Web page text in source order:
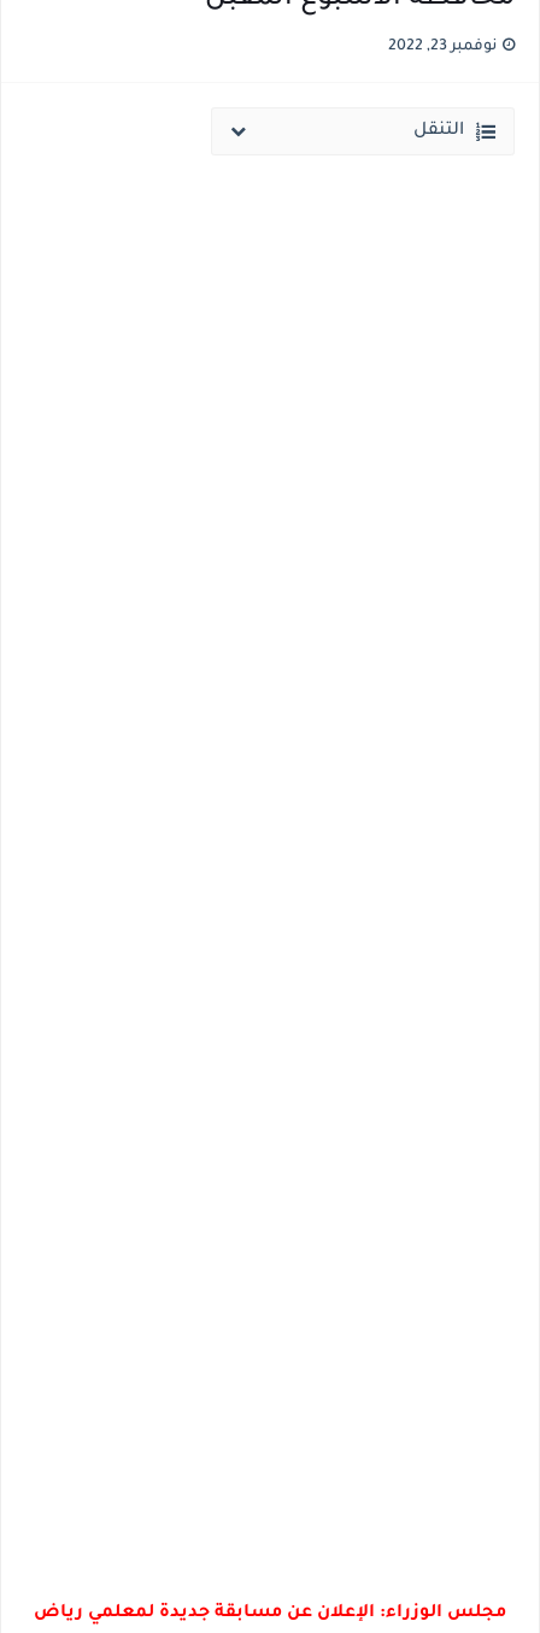
نوفمبر 23, 2022
التنقل
مجلس الوزراء: الإعلان عن مسابقة جديدة لمعلمي رياض